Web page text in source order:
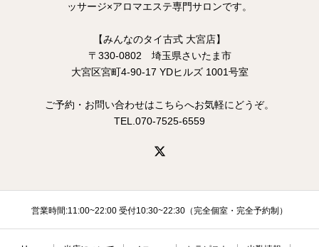
ッサージ×アロマエステ専門サロンです。
【みんなのタイ古式 大宮店】
〒330-0802 埼玉県さいたま市
大宮区宮町4-90-17 YDヒルズ 1001号室
ご予約・お問い合わせはこちらへお気軽にどうぞ。
TEL.070-7525-6559
営業時間:11:00~22:00 受付10:30~22:30（完全個室・完全予約制）